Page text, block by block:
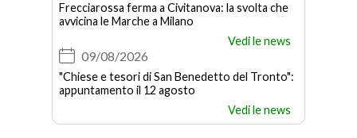
Frecciarossa ferma a Civitanova: la svolta che
avvicina le Marche a Milano
Vedi le news
09/08/2026
"Chiese e tesori di San Benedetto del Tronto":
appuntamento il 12 agosto
Vedi le news